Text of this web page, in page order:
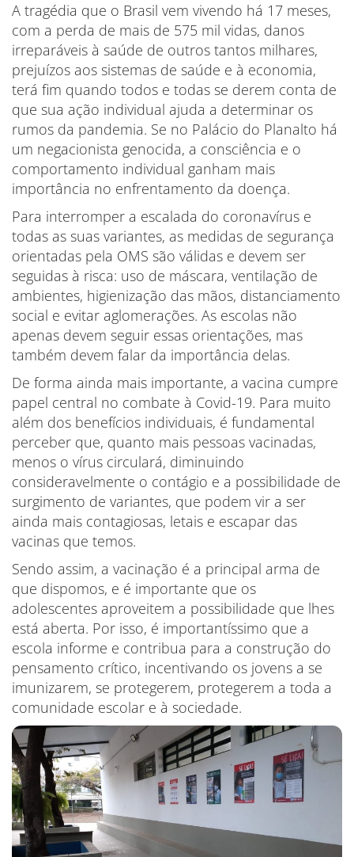
A tragédia que o Brasil vem vivendo há 17 meses,
com a perda de mais de 575 mil vidas, danos
irreparáveis à saúde de outros tantos milhares,
prejuízos aos sistemas de saúde e à economia,
terá fim quando todos e todas se derem conta de
que sua ação individual ajuda a determinar os
rumos da pandemia. Se no Palácio do Planalto há
um negacionista genocida, a consciência e o
comportamento individual ganham mais
importância no enfrentamento da doença.
Para interromper a escalada do coronavírus e
todas as suas variantes, as medidas de segurança
orientadas pela OMS são válidas e devem ser
seguidas à risca: uso de máscara, ventilação de
ambientes, higienização das mãos, distanciamento
social e evitar aglomerações. As escolas não
apenas devem seguir essas orientações, mas
também devem falar da importância delas.
De forma ainda mais importante, a vacina cumpre
papel central no combate à Covid-19. Para muito
além dos benefícios individuais, é fundamental
perceber que, quanto mais pessoas vacinadas,
menos o vírus circulará, diminuindo
consideravelmente o contágio e a possibilidade de
surgimento de variantes, que podem vir a ser
ainda mais contagiosas, letais e escapar das
vacinas que temos.
Sendo assim, a vacinação é a principal arma de
que dispomos, e é importante que os
adolescentes aproveitem a possibilidade que lhes
está aberta. Por isso, é importantíssimo que a
escola informe e contribua para a construção do
pensamento crítico, incentivando os jovens a se
imunizarem, se protegerem, protegerem a toda a
comunidade escolar e à sociedade.